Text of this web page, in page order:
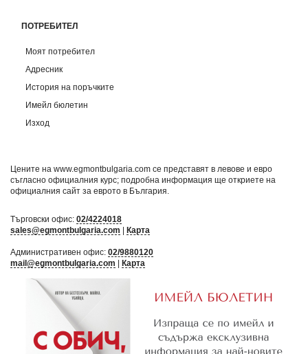
ПОТРЕБИТЕЛ
Моят потребител
Адресник
История на поръчките
Имейл бюлетин
Изход
Цените на www.egmontbulgaria.com се представят в левове и евро
съгласно официалния курс; подробна информация ще откриете на
официалния сайт за еврото в България
Търговски офис: 02/4224018
sales@egmontbulgaria.com
Карта
Административен офис: 02/9880120
mail@egmontbulgaria.com
Карта